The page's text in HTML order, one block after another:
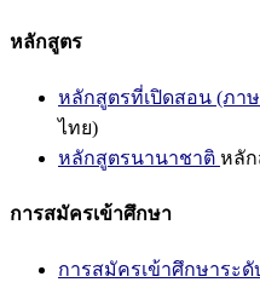
หลักสูตร
หลักสูตรที่เปิดสอน (ภา
ไทย)
หลักสูตรนานาชาติ หลั
การสมัครเข้าศึกษา
การสมัครเข้าศึกษาร